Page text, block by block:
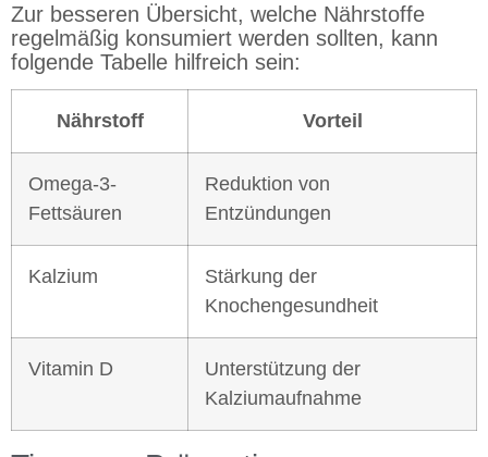
Zur besseren Übersicht, welche Nährstoffe
regelmäßig konsumiert werden sollten, kann
folgende Tabelle hilfreich sein:
Nährstoff Vorteil
Omega-3-
Fettsäuren
Reduktion von
Entzündungen
Kalzium
Stärkung der
Knochengesundheit
Vitamin D
Unterstützung der
Kalziumaufnahme